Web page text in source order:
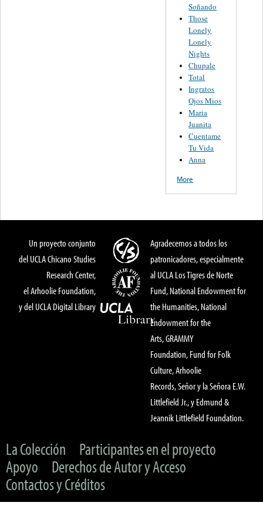
Soñando
Those
Lonely
Lonely
Nights
Chupale
Total
Ingratos
Ojos Mios
Maria
Juanita
Cuentame
Tu Vida
Anna
More
Un proyecto conjunto
del UCLA Chicano Studies
Research Center,
el Arhoolie Foundation,
y del UCLA Digital Library
Agradecemos a todos los
patronicadores, especialmente
al UCLA Los Tigres de Norte
Fund, National Endowment for
the Humanities, National
Endowment for the
Arts, GRAMMY
Foundation, Fund for Folk
Culture, Arhoolie
Records, Señor y la Señora E.W.
Littlefield Jr., y Edmund &
Jeannik Littlefield Foundation.
La Colección
Participantes en el proyecto
Apoyo
Derechos de Autor y Acceso
Contactos y Créditos